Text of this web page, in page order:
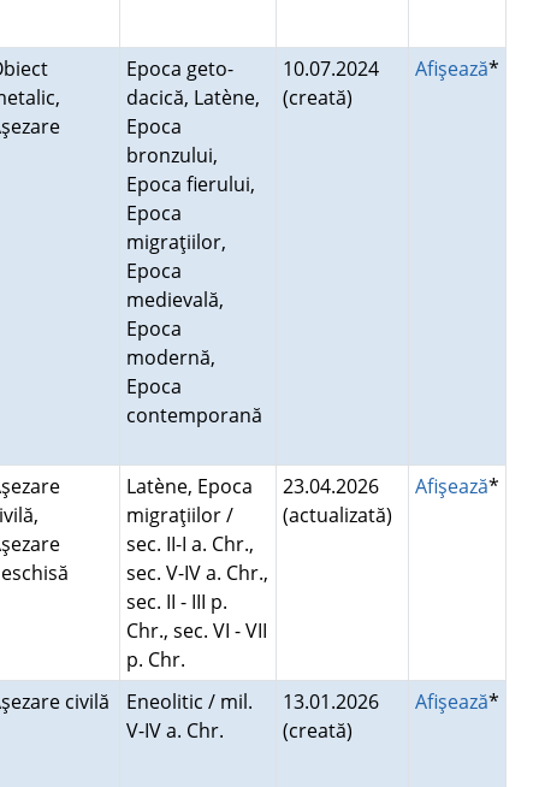
Epoca geto-
dacică, Latène,
Epoca
bronzului,
Epoca fierului,
Epoca
migraţiilor,
Epoca
medievală,
Epoca
modernă,
Epoca
contemporană
10.07.2024
(creată)
Afişează*
Latène, Epoca
migraţiilor /
sec. II-I a. Chr.,
sec. V-IV a. Chr.,
sec. II - III p.
Chr., sec. VI - VII
p. Chr.
23.04.2026
(actualizată)
Afişează*
civilă
Eneolitic / mil.
V-IV a. Chr.
13.01.2026
(creată)
Afişează*